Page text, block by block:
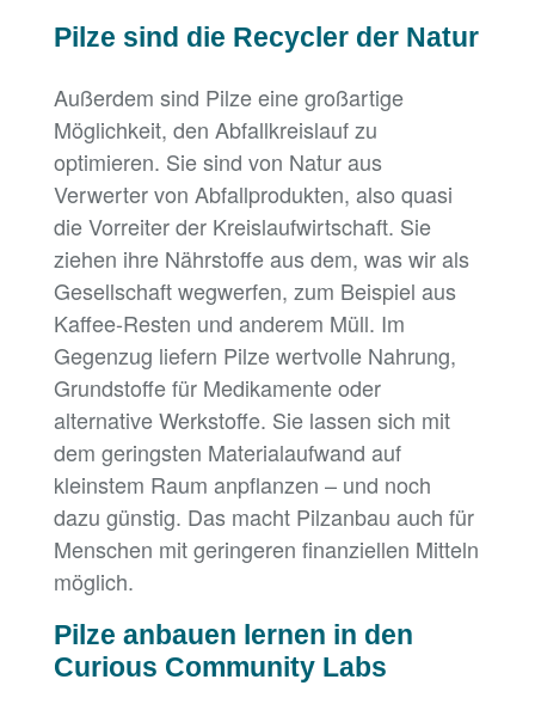
Pilze sind die Recycler der Natur
Außerdem sind Pilze eine großartige
Möglichkeit, den Abfallkreislauf zu
optimieren. Sie sind von Natur aus
Verwerter von Abfallprodukten, also quasi
die Vorreiter der Kreislaufwirtschaft. Sie
ziehen ihre Nährstoffe aus dem, was wir als
Gesellschaft wegwerfen, zum Beispiel aus
Kaffee-Resten und anderem Müll. Im
Gegenzug liefern Pilze wertvolle Nahrung,
Grundstoffe für Medikamente oder
alternative Werkstoffe. Sie lassen sich mit
dem geringsten Materialaufwand auf
kleinstem Raum anpflanzen – und noch
dazu günstig. Das macht Pilzanbau auch für
Menschen mit geringeren finanziellen Mitteln
möglich.
Pilze anbauen lernen in den
Curious Community Labs